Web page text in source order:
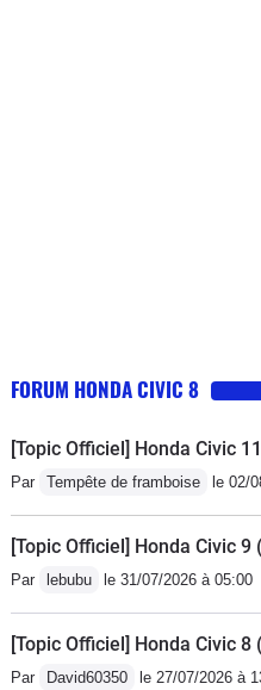
FORUM HONDA CIVIC 8
[Topic Officiel] Honda Civic
Par Tempête de framboise le 02/
[Topic Officiel] Honda Civic 9
Par lebubu le 31/07/2026 à 05:00
[Topic Officiel] Honda Civic 8
Par David60350 le 27/07/2026 à